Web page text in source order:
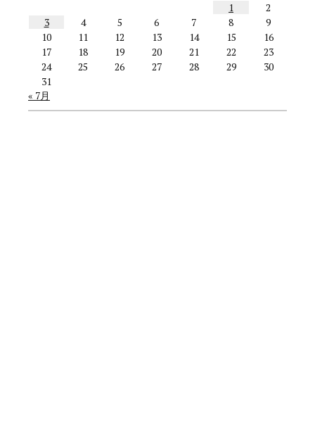
1
2
3
4 5 6 7 8
9
10
11 12 13 14 15
16
17
18 19 20 21 22
23
24
25 26 27 28 29
30
31
« 7月